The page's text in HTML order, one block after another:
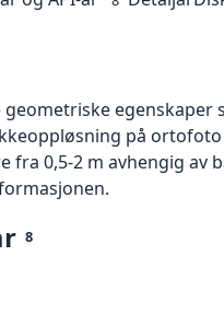
på
fra 0,5-2 m avhengig
8